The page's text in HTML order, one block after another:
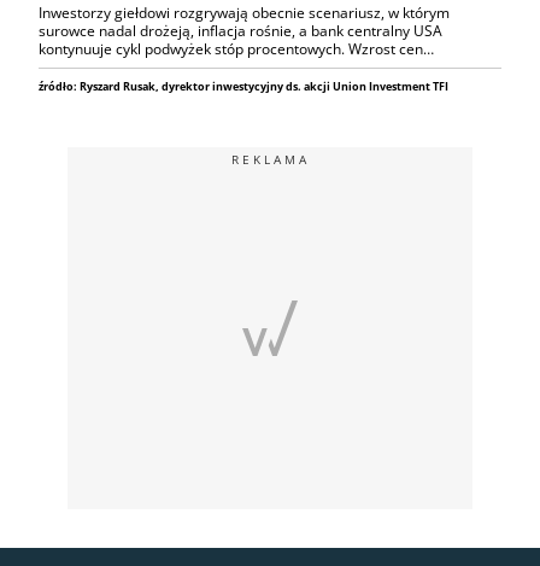
Inwestorzy giełdowi rozgrywają obecnie scenariusz, w którym
surowce nadal drożeją, inflacja rośnie, a bank centralny USA
kontynuuje cykl podwyżek stóp procentowych. Wzrost cen…
źródło: Ryszard Rusak, dyrektor inwestycyjny ds. akcji Union Investment TFI
REKLAMA